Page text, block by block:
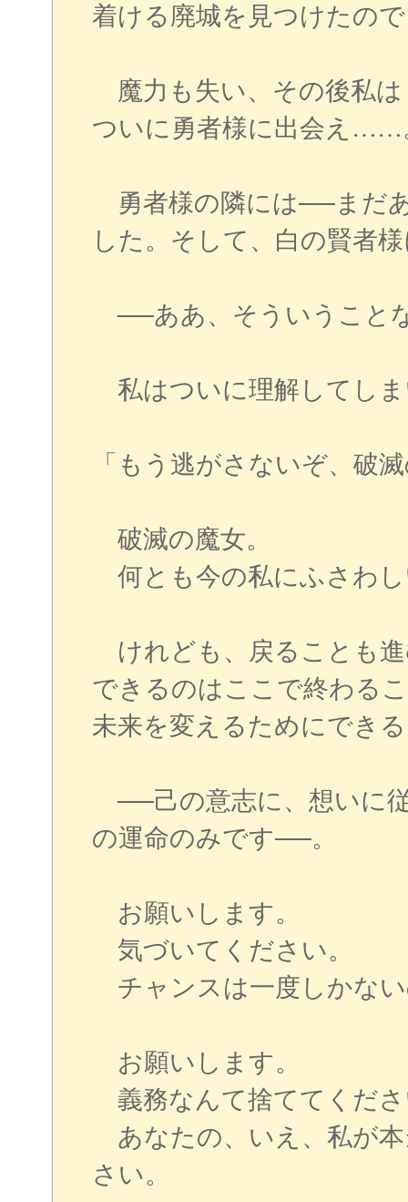
着ける廃城を見つけたの
魔力も失い、その後私
ついに勇者様に出会え……
勇者様の隣には──まだ
した。そして、白の賢者
──ああ、そういうこと
私はついに理解してし
「もう逃がさないぞ、破
破滅の魔女。
何とも今の私にふさわ
けれども、戻ることも
できるのはここで終わる
未来を変えるためにでき
──己の意志に、想いに
の運命のみです──。
お願いします。
気づいてください。
チャンスは一度しかな
お願いします。
義務なんて捨ててくだ
あなたの、いえ、私が
さい。